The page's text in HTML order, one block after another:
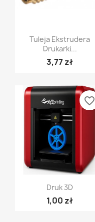
Szybki podgląd
Tuleja Ekstrudera
Drukarki...
3,77 zł
Szybki podgląd
Druk 3D
1,00 zł
favorite_border